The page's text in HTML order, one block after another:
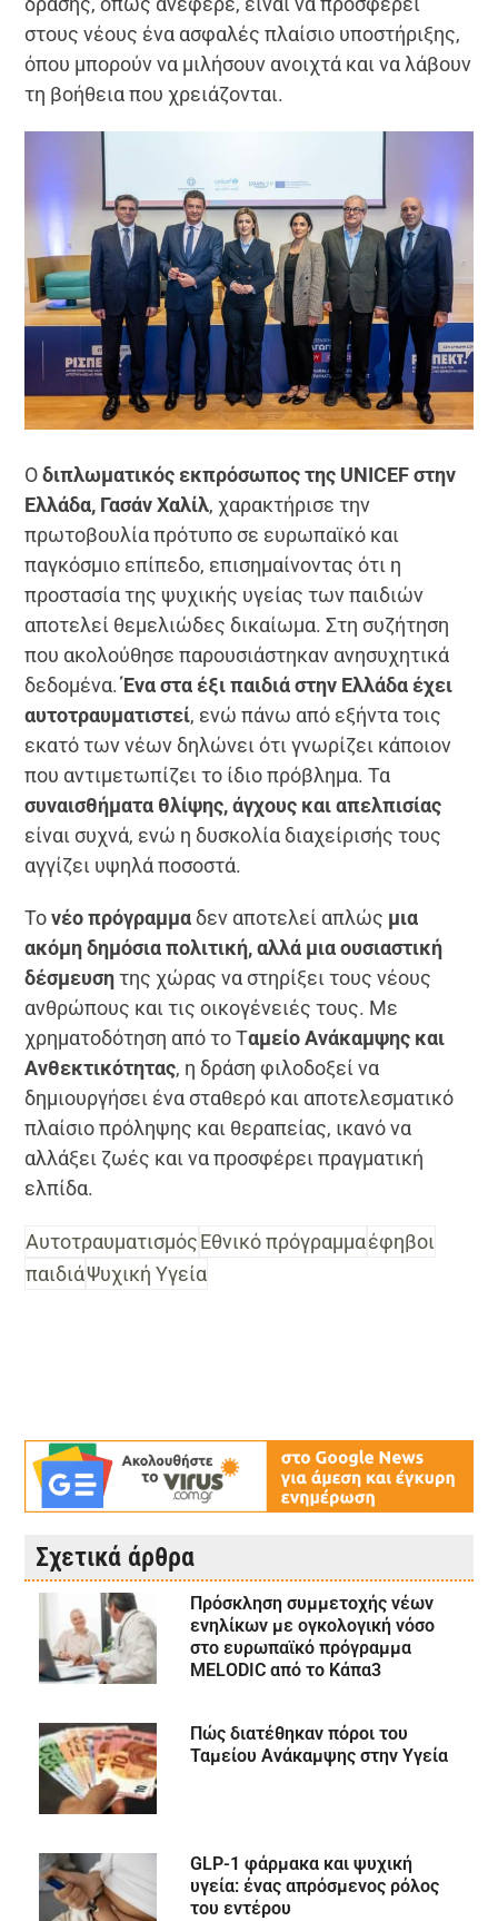
στους νέους ένα ασφαλές πλαίσιο υποστήριξης,
όπου μπορούν να μιλήσουν ανοιχτά και να λάβουν
τη βοήθεια που χρειάζονται.
Οδιπλωματικός εκπρόσωπος της UNICEF στην
Ελλάδα, Γασάν Χαλίλ, χαρακτήρισε την
πρωτοβουλία πρότυπο σε ευρωπαϊκό και
παγκόσμιο επίπεδο, επισημαίνοντας ότι η
προστασία της ψυχικής υγείας των παιδιών
αποτελεί θεμελιώδες δικαίωμα. Στη συζήτηση
που ακολούθησε παρουσιάστηκαν ανησυχητικά
δεδομένα.Ένα στα έξι παιδιά στην Ελλάδα έχει
αυτοτραυματιστεί, ενώ πάνω από εξήντα τοις
εκατό των νέων δηλώνει ότι γνωρίζει κάποιον
που αντιμετωπίζει το ίδιο πρόβλημα. Τα
συναισθήματα θλίψης, άγχους και απελπισίας
είναι συχνά, ενώ η δυσκολία διαχείρισής τους
αγγίζει υψηλά ποσοστά.
Τονέο πρόγραμμα δεν αποτελεί απλώς μια
ακόμη δημόσια πολιτική, αλλά μια ουσιαστική
δέσμευσητης χώρας να στηρίξει τους νέους
ανθρώπους και τις οικογένειές τους. Με
χρηματοδότηση από το Ταμείο Ανάκαμψης και
Ανθεκτικότητας, η δράση φιλοδοξεί να
δημιουργήσει ένα σταθερό και αποτελεσματικό
πλαίσιο πρόληψης και θεραπείας, ικανό να
αλλάξει ζωές και να προσφέρει πραγματική
ελπίδα.
ΑυτοτραυματισμόςΕθνικό πρόγραμμαέφηβοι
παιδιάΨυχική Υγεία
Σχετικά άρθρα
Πρόσκληση συμμετοχής νέων
ενηλίκων με ογκολογική νόσο
στο ευρωπαϊκό πρόγραμμα
MELODIC από το Κάπα3
Πώς διατέθηκαν πόροι του
Ταμείου Ανάκαμψης στην Υγεία
GLP-1 φάρμακα και ψυχική
υγεία: ένας απρόσμενος ρόλος
του εντέρου